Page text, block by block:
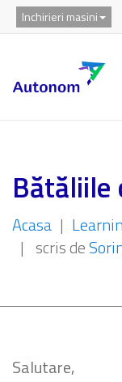
Inchirieri masini
Bătăliile
Acasa |
| scris de
Salutare,